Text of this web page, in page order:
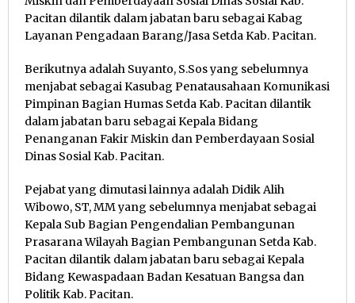
Pacitan dilantik dalam jabatan baru sebagai Kabag
Layanan Pengadaan Barang/Jasa Setda Kab. Pacitan.
Berikutnya adalah Suyanto, S.Sos yang sebelumnya
menjabat sebagai Kasubag Penatausahaan Komunikasi
Pimpinan Bagian Humas Setda Kab. Pacitan dilantik
dalam jabatan baru sebagai Kepala Bidang
Penanganan Fakir Miskin dan Pemberdayaan Sosial
Dinas Sosial Kab. Pacitan.
Pejabat yang dimutasi lainnya adalah Didik Alih
Wibowo, ST, MM yang sebelumnya menjabat sebagai
Kepala Sub Bagian Pengendalian Pembangunan
Prasarana Wilayah Bagian Pembangunan Setda Kab.
Pacitan dilantik dalam jabatan baru sebagai Kepala
Bidang Kewaspadaan Badan Kesatuan Bangsa dan
Politik Kab. Pacitan.